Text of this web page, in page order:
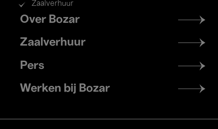
Zaalverhuur
Footer
menu
Over Bozar
Zaalverhuur
Pers
Werken bij Bozar